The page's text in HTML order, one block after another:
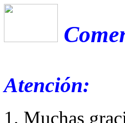
Atención:
Muchas